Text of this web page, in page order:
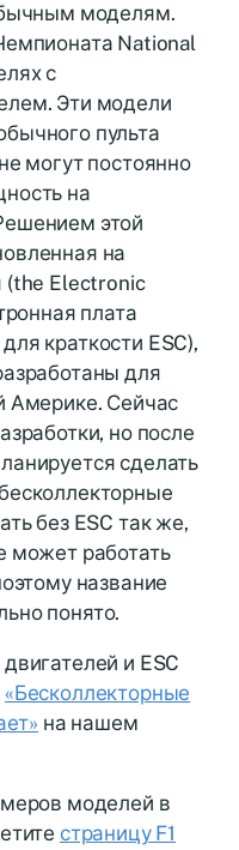
моделям.
National
с
Эти модели
пульта
могут постоянно
на
этой
на
(the Electronic
плата
краткости ESC),
для
Америке. Сейчас
но после
сделать
без ESC так же,
может работать
название
понято.
и ESC
«Бесколлекторные
на нашем
моделей в
страницу F1